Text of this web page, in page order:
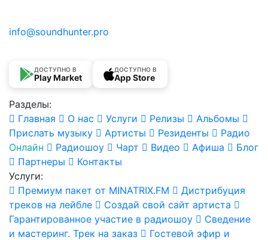
info@soundhunter.pro
ДОСТУПНО В
Play Market
ДОСТУПНО В
App Store
Разделы:
Главная
О нас Услуги Релизы
Альбомы
Прислать музыку
Артисты Резиденты
Радио
Онлайн
Радиошоу Чарт Видео Афиша
Блог
Партнеры
Контакты
Услуги:
Премиум пакет от MINATRIX.FM
Дистрибуция
треков на лейбле
Создай свой сайт артиста
Гарантированное участие в радиошоу
Сведение
и мастеринг. Трек на заказ
Гостевой эфир и